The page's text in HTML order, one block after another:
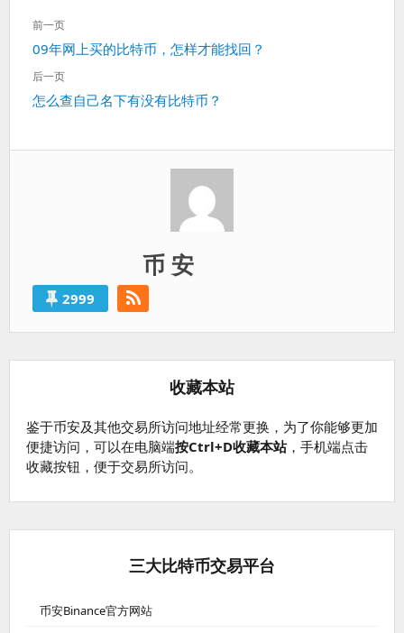
文
章
导
航
前一页
上
一
09年网上买的比特币，怎样才能找回？
后一页
下
怎么查自己名下有没有比特币？
币 安
2999
收藏本站
鉴于币安及其他交易所访问地址经常更换，为了你能够更加
便捷访问，可以在电脑端按Ctrl+D收藏本站，手机端点击
收藏按钮，便于交易所访问。
三大比特币交易平台
币安Binance官方网站